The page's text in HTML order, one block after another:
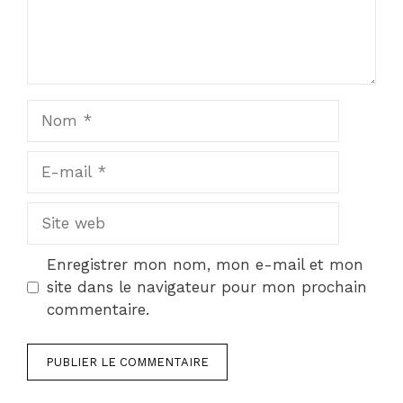
mail
web
Enregistrer mon nom, mon e-mail et mon
site dans le navigateur pour mon prochain
commentaire.